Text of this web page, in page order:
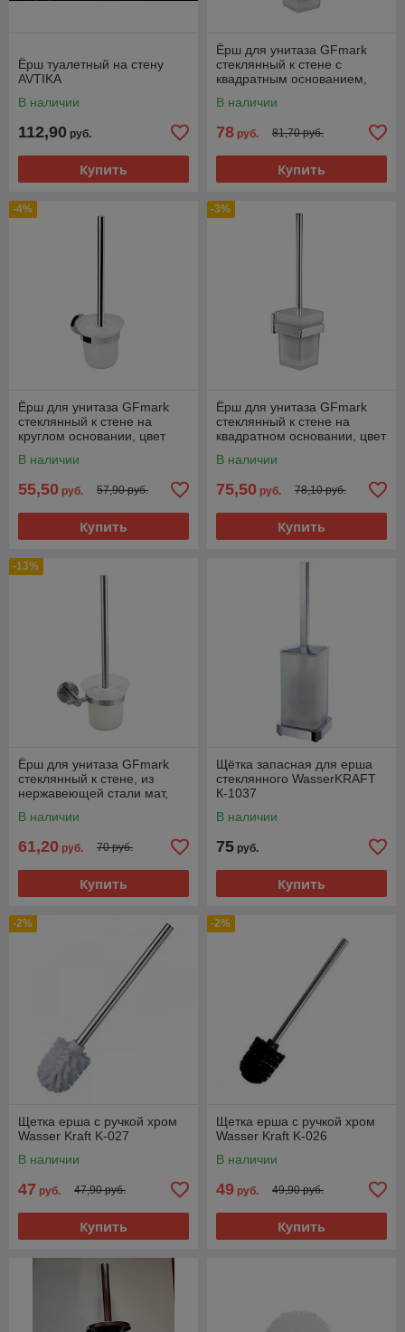
Ёрш туалетный на стену
AVTIKA
В наличии
112,90 руб.
Купить
Ёрш для унитаза GFmark
стеклянный к стене с
квадратным основанием,
В наличии
78 руб. 81,70 руб.
Купить
-4%
Ёрш для унитаза GFmark
стеклянный к стене на
круглом основании, цвет
В наличии
55,50 руб. 57,90 руб.
Купить
-3%
Ёрш для унитаза GFmark
стеклянный к стене на
квадратном основании, цвет
В наличии
75,50 руб. 78,10 руб.
Купить
-13%
Ёрш для унитаза GFmark
стеклянный к стене, из
нержавеющей стали мат,
В наличии
61,20 руб. 70 руб.
Купить
Щётка запасная для ерша
стеклянного WasserKRAFT
К-1037
В наличии
75 руб.
Купить
-2%
Щетка ерша с ручкой хром
Wasser Kraft K-027
В наличии
47 руб. 47,90 руб.
Купить
-2%
Щетка ерша с ручкой хром
Wasser Kraft K-026
В наличии
49 руб. 49,90 руб.
Купить